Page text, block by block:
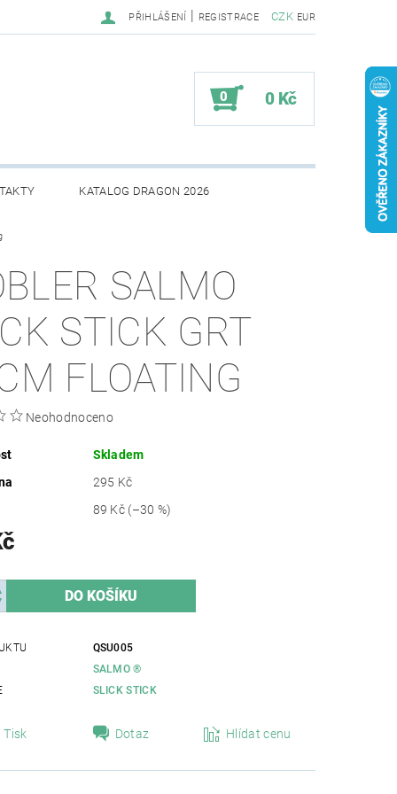
CZK EUR
PŘIHLÁŠENÍ | REGISTRACE
0 0 Kč
KATALOG DRAGON 2026
SALMO
STICK GRT
FLOATING
Neohodnoceno
Skladem
295 Kč
89 Kč (–30 %)
QSU005
SALMO ®
SLICK STICK
Tisk Dotaz Hlídat cenu